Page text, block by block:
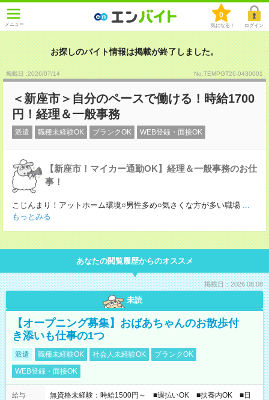
メニュー
0
気になる！ ログイン
お探しのバイト情報は掲載が終了しました。
掲載日 :2026/07/14 No.TEMPGT26-0430001
＜新座市＞自分のペースで働ける！時給1700
円！経理＆一般事務
派遣 職種未経験OK ブランクOK WEB登録・面接OK
【新座市！マイカー通勤OK】経理＆一般事務のお仕
事！
こじんまり！アットホーム環境○男性多め○気さくな方が多い職場 ...
もっとみる
あなたの閲覧履歴からのオススメ
掲載日：2026.08.08
未読
【オープニング募集】おばあちゃんのお散歩付
き添いも仕事の1つ
派遣 職種未経験OK 社会人未経験OK
ブランクOK
WEB登録・面接OK
給与
無資格未経験：時給1500円～ ■週払いOK ■扶養内OK ■日